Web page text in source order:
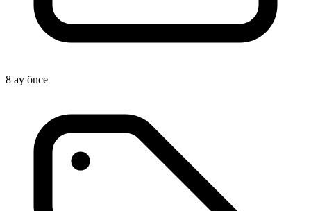
8 ay önce